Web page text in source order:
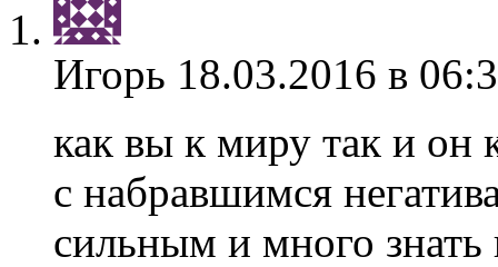
Игорь 18.03.2016 в
как вы к миру так и он
с набравшимся
сильным и много знать